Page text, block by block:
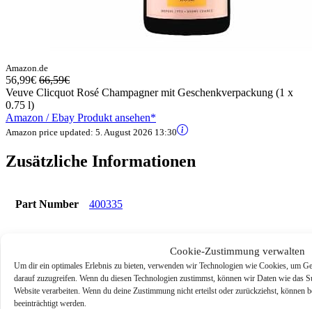
Amazon.de
56,99€ 66,59€
Veuve Clicquot Rosé Champagner mit Geschenkverpackung (1 x
0.75 l)
Amazon / Ebay Produkt ansehen*
Amazon price updated: 5. August 2026 13:30
Zusätzliche Informationen
Part Number 400335
Is Adult Product
Size (l) 0.75
Cookie-Zustimmung verwalten
Um dir ein optimales Erlebnis zu bieten, verwenden wir Technologien wie Cookies, um
darauf zuzugreifen. Wenn du diesen Technologien zustimmst, können wir Daten wie das
Website verarbeiten. Wenn du deine Zustimmung nicht erteilst oder zurückziehst, können
beeinträchtigt werden.